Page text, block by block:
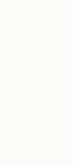
Cet
accueillir des
Voir ses